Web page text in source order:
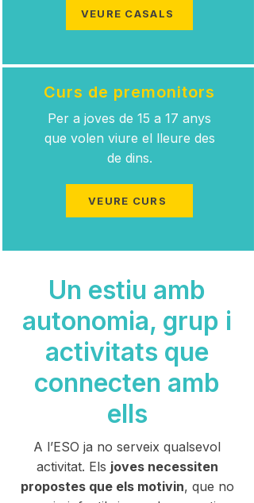
VEURE CASALS
Curs de premonitors
Per a joves de 15 a 17 anys
que volen viure el lleure des
de dins.
VEURE CURS
Un estiu amb
autonomia, grup i
activitats que
connecten amb
ells
A l’ESO ja no serveix qualsevol
activitat. Els joves necessiten
propostes que els motivin, que no